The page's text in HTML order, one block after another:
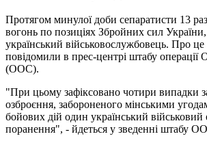
Протягом минулої доби сепаратисти 13
вогонь по позиціях Збройних сил
український військовослужбовець. Про це
повідомили в прес-центрі штабу операції
(ООС).
"При цьому зафіксовано чотири випадки
озброєння, забороненого мінськими
бойових дій один український військовий
поранення", - йдеться у зведенні штабу